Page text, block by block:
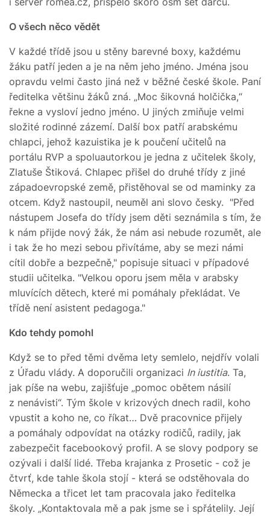
O všech něco vědět
V každé třídě jsou u stěny barevné boxy, každému
žáku patří jeden a je na něm jeho jméno. Jména jsou
opravdu velmi často jiná než v běžné české škole. Paní
ředitelka většinu žáků zná. „Moc šikovná holčička,“
řekne a vysloví jedno jméno. U jiných zmiňuje velmi
složité rodinné zázemí. Další box patří arabskému
chlapci, jehož kazuistika je k poučení učitelů na
portálu RVP a spoluautorkou je jedna z učitelek školy,
Zlatuše Štiková. Chlapec přišel do druhé třídy z jiné
západoevropské země, přistěhoval se od maminky za
otcem. Když nastoupil, neuměl ani slovo česky. "Před
nástupem Josefa do třídy jsem děti seznámila s tím, že
k nám přijde nový žák, že nám asi nebude rozumět, ale
i tak že ho mezi sebou přivítáme, aby se mezi námi
cítil dobře a bezpečně," popisuje situaci v případové
studii učitelka. "Velkou oporu jsem měla v arabsky
mluvících dětech, které mi pomáhaly překládat. Ve
třídě není asistent pedagoga."
Kdo tehdy pomohl
Když se to před těmi dvěma lety semlelo, nejdřív volali
z Úřadu vlády. A doporučili organizaci In iustitia. Ta,
jak píše na webu, zajišťuje „pomoc obětem násilí
z nenávisti“. Tým škole v krizových dnech radil, koho
vpustit a koho ne, co říkat… Dvě pracovnice přijely
a pomáhaly odpovídat na otázky rodičů, radily, jak
zabezpečit facebookový profil. A se slovy podpory se
ozývali i další lidé. Třeba krajanka z Prosetic - což je
čtvrť, kde tahle škola stojí - která se odstěhovala do
Německa a třicet let tam pracovala jako ředitelka
školy. „Kontaktovala mě a pak jsme se i spřátelily. Její